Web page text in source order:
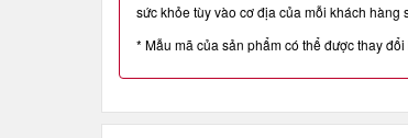
sức khỏe tùy vào cơ địa của mỗi khách hàng
* Mẫu mã của sản phẩm có thể được thay